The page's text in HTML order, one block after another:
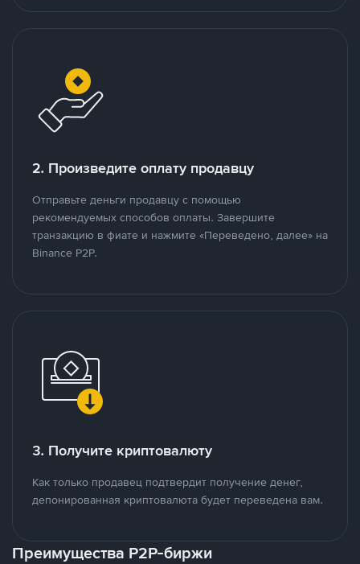
2. Произведите оплату продавцу
Отправьте деньги продавцу с помощью
рекомендуемых способов оплаты. Завершите
транзакцию в фиате и нажмите «Переведено, далее» на
Binance P2P.
3. Получите криптовалюту
Как только продавец подтвердит получение денег,
депонированная криптовалюта будет переведена вам.
Преимущества P2P-биржи